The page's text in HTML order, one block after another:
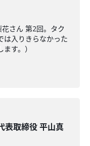
さん 第2回。タク
は入りきらなかった
す。）
表取締役 平山真